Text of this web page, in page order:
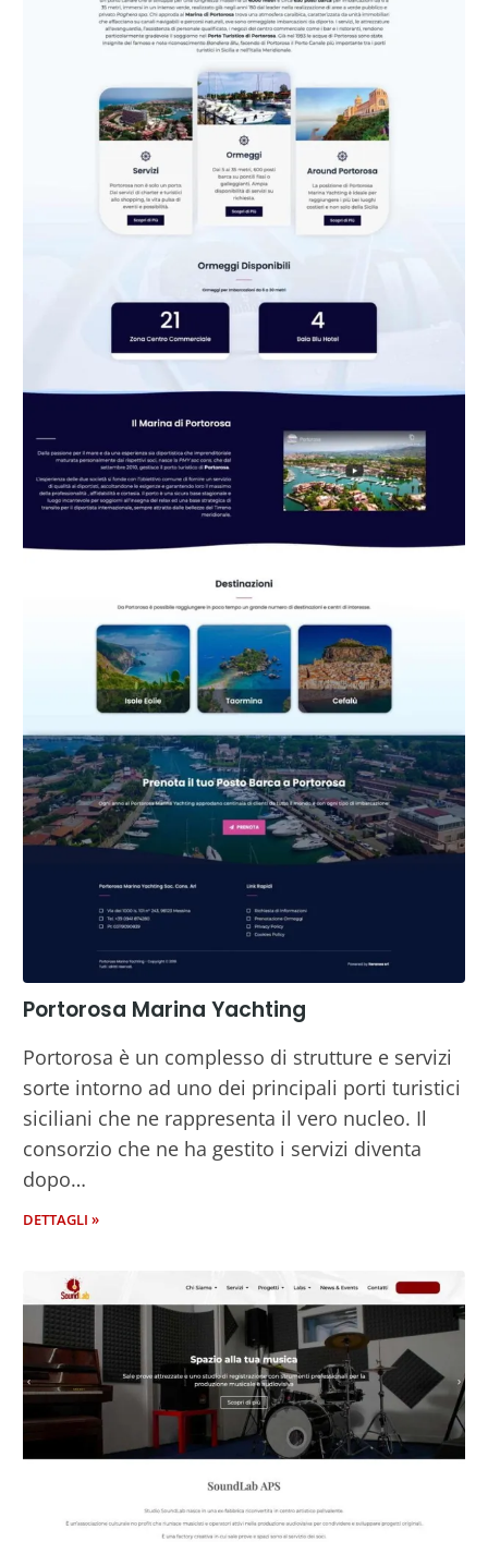
Portorosa Marina Yachting
Portorosa è un complesso di strutture e servizi
sorte intorno ad uno dei principali porti turistici
siciliani che ne rappresenta il vero nucleo. Il
consorzio che ne ha gestito i servizi diventa
dopo…
DETTAGLI »